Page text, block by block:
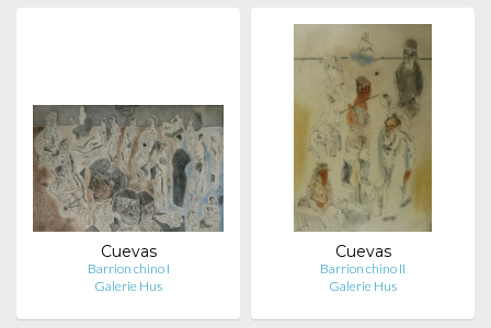
Cuevas
Barrion chino I
Galerie Hus
Cuevas
Barrion chino II
Galerie Hus